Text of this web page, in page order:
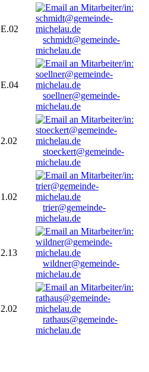
E.02
schmidt@gemeinde-
michelau.de
E.04
soellner@gemeinde-
michelau.de
2.02
stoeckert@gemeinde-
michelau.de
1.02
trier@gemeinde-
michelau.de
2.13
wildner@gemeinde-
michelau.de
2.02
rathaus@gemeinde-
michelau.de